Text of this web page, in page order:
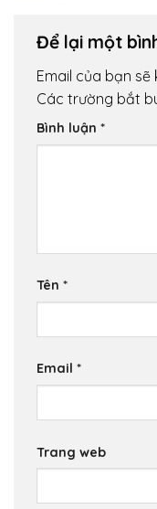
Để lại một
Email của bạn
Các trường bắt
Bình luận *
Tên *
Email *
Trang web